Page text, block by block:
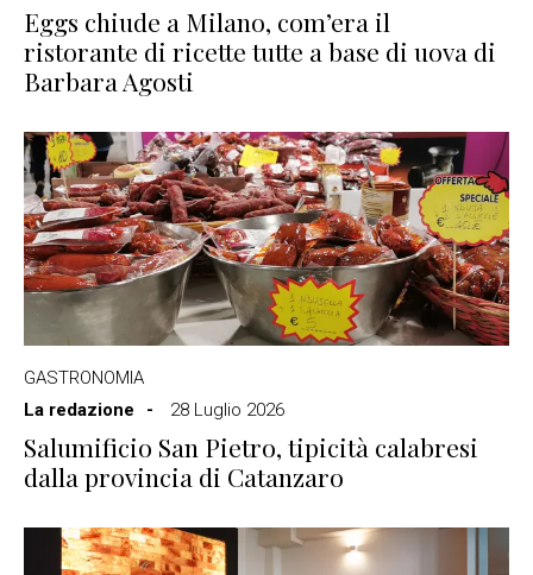
Eggs chiude a Milano, com’era il
ristorante di ricette tutte a base di uova di
Barbara Agosti
GASTRONOMIA
La redazione
28 Luglio 2026
Salumificio San Pietro, tipicità calabresi
dalla provincia di Catanzaro